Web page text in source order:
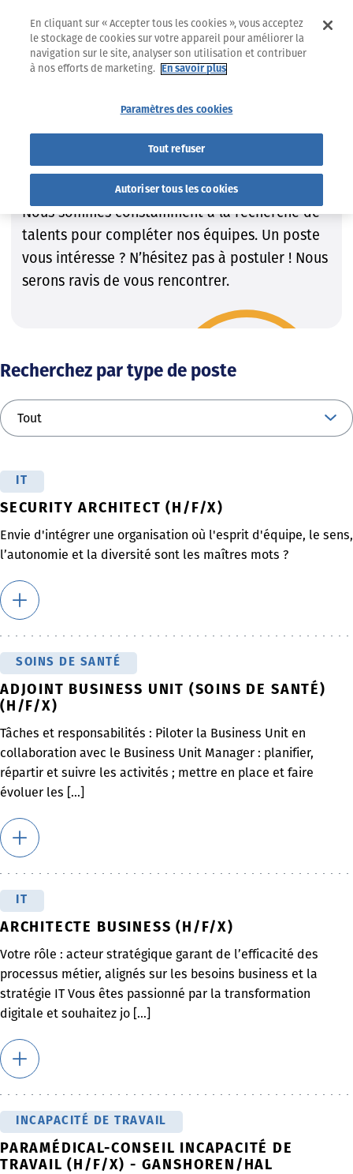
Trouvez le job qui VOUS convient !
Trouvez le job qui VOUS
convient !
Nous sommes constamment à la recherche de
talents pour compléter nos équipes. Un poste
vous intéresse ? N’hésitez pas à postuler ! Nous
serons ravis de vous rencontrer.
Recherchez par type de poste
IT
SECURITY ARCHITECT (H/F/X)
Envie d'intégrer une organisation où l'esprit d'équipe, le sens,
l’autonomie et la diversité sont les maîtres mots ?
SOINS DE SANTÉ
ADJOINT BUSINESS UNIT (SOINS DE SANTÉ)
(H/F/X)
Tâches et responsabilités : Piloter la Business Unit en
collaboration avec le Business Unit Manager : planifier,
répartir et suivre les activités ; mettre en place et faire
évoluer les [...]
ARCHITECTE BUSINESS (H/F/X)
Votre rôle : acteur stratégique garant de l’efficacité des
processus métier, alignés sur les besoins business et la
stratégie IT Vous êtes passionné par la transformation
digitale et souhaitez jo [...]
INCAPACITÉ DE TRAVAIL
PARAMÉDICAL-CONSEIL INCAPACITÉ DE
TRAVAIL (H/F/X) - GANSHOREN/HAL
En cliquant sur « Accepter tous les cookies », vous acceptez
le stockage de cookies sur votre appareil pour améliorer la
navigation sur le site, analyser son utilisation et contribuer
à nos efforts de marketing.
En savoir plus
Paramètres des cookies
Tout refuser
Autoriser tous les cookies